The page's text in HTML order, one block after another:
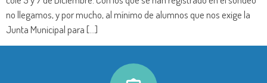
no llegamos, y por mucho, al mínimo de alumnos que nos exige la
Junta Municipal para […]